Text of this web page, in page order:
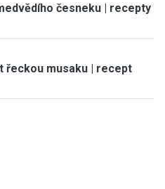
česneku | recepty
řeckou musaku | recept